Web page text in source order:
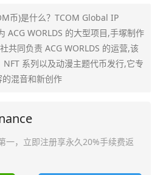
币)是什么？TCOM Global IP
ACG WORLDS 的大型项目,手塚制作
共同负责 ACG WORLDS 的运营,该
系列以及动漫主题代币发行,它专
混音和新创作
一，立即注册享永久20%手续费返